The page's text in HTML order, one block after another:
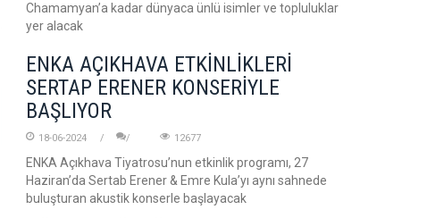
Chamamyan’a kadar dünyaca ünlü isimler ve topluluklar
yer alacak
ENKA AÇIKHAVA ETKİNLİKLERİ
SERTAP ERENER KONSERİYLE
BAŞLIYOR
18-06-2024 12677
ENKA Açıkhava Tiyatrosu’nun etkinlik programı, 27
Haziran’da Sertab Erener & Emre Kula’yı aynı sahnede
buluşturan akustik konserle başlayacak